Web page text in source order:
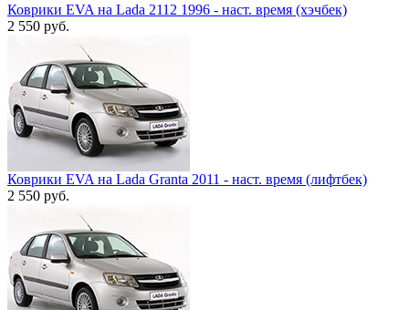
Коврики EVA на Lada 2112 1996 - наст. время (хэчбек)
2 550 руб.
Коврики EVA на Lada Granta 2011 - наст. время (лифтбек)
2 550 руб.